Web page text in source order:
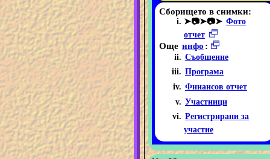
Сборището в снимки:
➤📷➤📷➤ Фото
отчет
Още инфо :
Съобщение
Програма
Финансов отчет
Участници
Регистрирани за
участие